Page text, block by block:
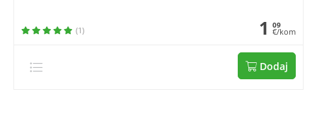
(1) 1 09
€/kom
Dodaj